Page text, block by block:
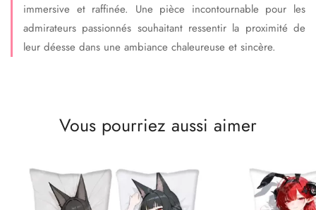
immersive et raffinée. Une pièce incontournable pour les
admirateurs passionnés souhaitant ressentir la proximité de
leur déesse dans une ambiance chaleureuse et sincère.
Vous pourriez aussi aimer